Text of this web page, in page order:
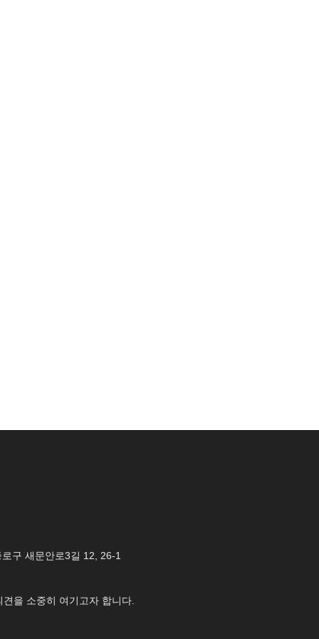
구 새문안로3길 12, 26-1
을 소중히 여기고자 합니다.